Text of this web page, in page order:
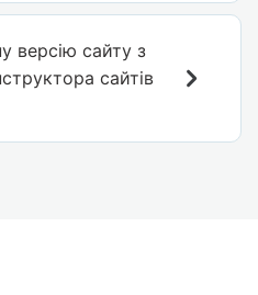
версію сайту з
сайтів